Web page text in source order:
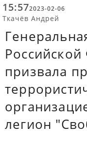
15:572023-02-06
Ткачёв Андрей
призвала
легион